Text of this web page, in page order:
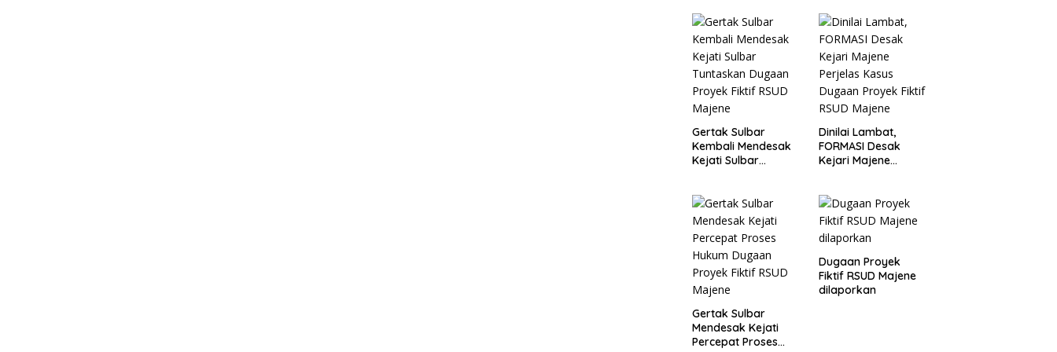
Gertak Sulbar
Kembali Mendesak
Kejati Sulbar
Majene
Dinilai Lambat,
FORMASI Desak
Kejari Majene
Fiktif RSUD Majene
Gertak Sulbar
Mendesak Kejati
Percepat Proses
Dugaan Proyek
Fiktif RSUD Majene
dilaporkan